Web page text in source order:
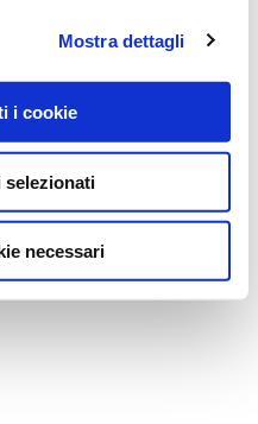
Mostra dettagli
i cookie
selezionati
necessari